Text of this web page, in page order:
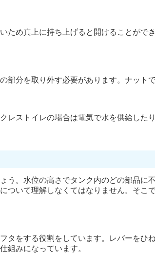
ため真上に持ち上げると開けることがで
部分を取り外す必要があります。ナット
レストイレの場合は電気で水を供給した
う。水位の高さでタンク内のどの部品に
ついて理解しなくてはなりません。そこ
タをする役割をしています。レバーをひ
組みになっています。